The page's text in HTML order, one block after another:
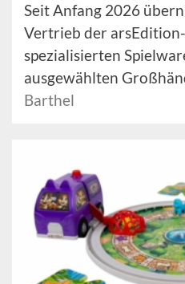
Seit Anfang 2026
Vertrieb der
spezialisierten
ausgewählten
Barthel